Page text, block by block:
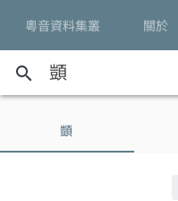
粵音資料集叢 關於
search
顗